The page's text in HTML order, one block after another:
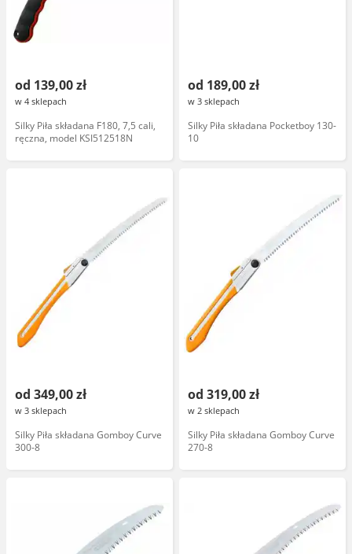
od 139,00 zł
w 4 sklepach
Silky Piła składana F180, 7,5 cali,
ręczna, model KSI512518N
od 189,00 zł
w 3 sklepach
Silky Piła składana Pocketboy 130-
10
od 349,00 zł
w 3 sklepach
Silky Piła składana Gomboy Curve
300-8
od 319,00 zł
w 2 sklepach
Silky Piła składana Gomboy Curve
270-8